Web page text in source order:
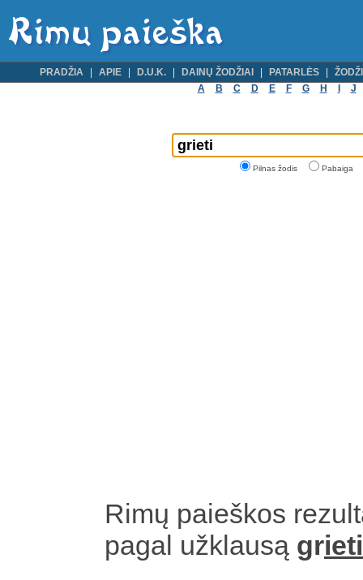
PRADŽIA APIE D.U.K. DAINŲ ŽODŽIAI PATARLĖS
A
B C D E F G H J
Pilnas žodis Pabaiga
Rimų paieškos
pagal užklausą grieti